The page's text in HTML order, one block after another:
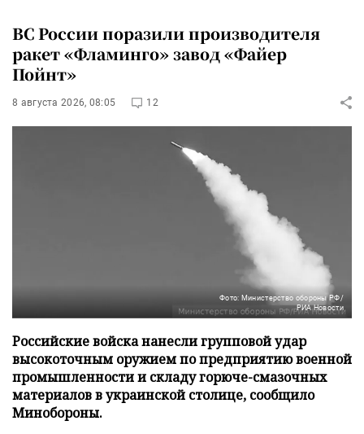
ВС России поразили производителя
ракет «Фламинго» завод «Файер
Пойнт»
8 августа 2026, 08:05 12
Фото: Министерство обороны РФ/
РИА Новости
Российские войска нанесли групповой удар
высокоточным оружием по предприятию военной
промышленности и складу горюче-смазочных
материалов в украинской столице, сообщило
Минобороны.